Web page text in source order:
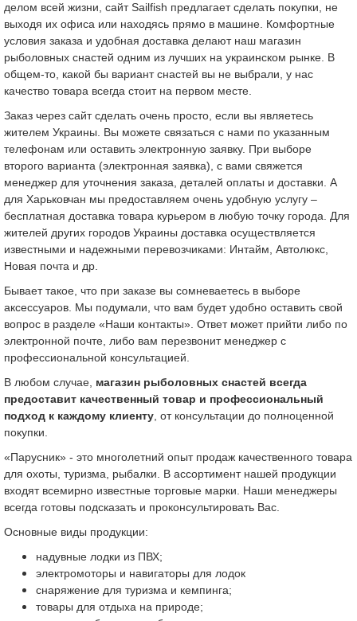
делом всей жизни, сайт Sailfish предлагает сделать покупки, не
выходя их офиса или находясь прямо в машине. Комфортные
условия заказа и удобная доставка делают наш магазин
рыболовных снастей одним из лучших на украинском рынке. В
общем-то, какой бы вариант снастей вы не выбрали, у нас
качество товара всегда стоит на первом месте.
Заказ через сайт сделать очень просто, если вы являетесь
жителем Украины. Вы можете связаться с нами по указанным
телефонам или оставить электронную заявку. При выборе
второго варианта (электронная заявка), с вами свяжется
менеджер для уточнения заказа, деталей оплаты и доставки. А
для Харьковчан мы предоставляем очень удобную услугу –
бесплатная доставка товара курьером в любую точку города. Для
жителей других городов Украины доставка осуществляется
известными и надежными перевозчиками: Интайм, Автолюкс,
Новая почта и др.
Бывает такое, что при заказе вы сомневаетесь в выборе
аксессуаров. Мы подумали, что вам будет удобно оставить свой
вопрос в разделе «Наши контакты». Ответ может прийти либо по
электронной почте, либо вам перезвонит менеджер с
профессиональной консультацией.
В любом случае, магазин рыболовных снастей всегда
предоставит качественный товар и профессиональный
подход к каждому клиенту, от консультации до полноценной
покупки.
«Парусник» - это многолетний опыт продаж качественного товара
для охоты, туризма, рыбалки. В ассортимент нашей продукции
входят всемирно известные торговые марки. Наши менеджеры
всегда готовы подсказать и проконсультировать Вас.
Основные виды продукции:
надувные лодки из ПВХ;
электромоторы и навигаторы для лодок
снаряжение для туризма и кемпинга;
товары для отдыха на природе;